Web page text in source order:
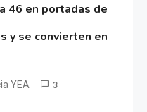
46 en portadas de
y se convierten en
YEA 3